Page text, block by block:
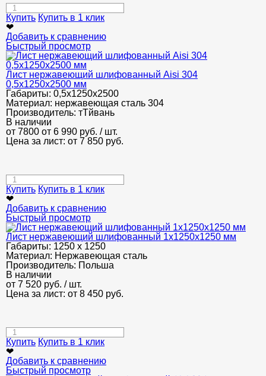
Купить Купить в 1 клик
❤
Добавить к сравнению
Быстрый просмотр
Лист нержавеющий шлифованный Aisi 304
0,5х1250х2500 мм
Габариты: 0,5х1250х2500
Материал: нержавеющая сталь 304
Производитель: тТйвань
В наличии
от 7800 от 6 990 руб. / шт.
Цена за лист: от 7 850 руб.
Купить Купить в 1 клик
❤
Добавить к сравнению
Быстрый просмотр
Лист нержавеющий шлифованный 1х1250х1250 мм
Габариты: 1250 х 1250
Материал: Нержавеющая сталь
Производитель: Польша
В наличии
от 7 520 руб. / шт.
Цена за лист: от 8 450 руб.
Купить Купить в 1 клик
❤
Добавить к сравнению
Быстрый просмотр